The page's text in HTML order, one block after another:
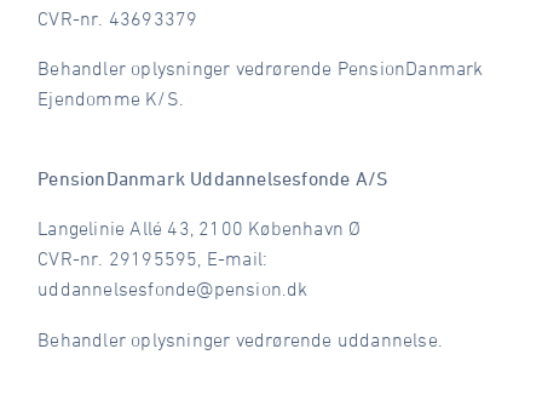
CVR-nr. 43693379
Behandler oplysninger vedrørende PensionDanmark
Ejendomme K/S.
PensionDanmark Uddannelsesfonde A/S
Langelinie Allé 43, 2100 København Ø
CVR-nr. 29195595, E-mail:
uddannelsesfonde@pension.dk
Behandler oplysninger vedrørende uddannelse.